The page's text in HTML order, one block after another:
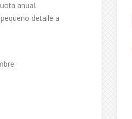
anual.
detalle a